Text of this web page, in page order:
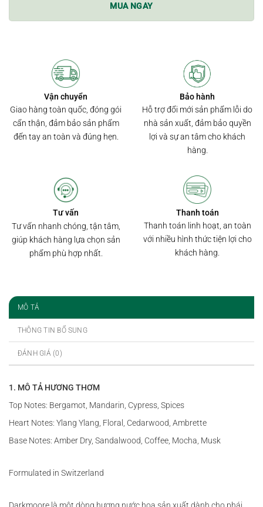
MUA NGAY
Vận chuyển
Giao hàng toàn quốc, đóng gói
cẩn thận, đảm bảo sản phẩm
đến tay an toàn và đúng hẹn.
Bảo hành
Hỗ trợ đổi mới sản phẩm lỗi do
nhà sản xuất, đảm bảo quyền
lợi và sự an tâm cho khách
hàng.
Tư vấn
Tư vấn nhanh chóng, tận tâm,
giúp khách hàng lựa chọn sản
phẩm phù hợp nhất.
Thanh toán
Thanh toán linh hoạt, an toàn
với nhiều hình thức tiện lợi cho
khách hàng.
MÔ TẢ
THÔNG TIN BỔ SUNG
ĐÁNH GIÁ (0)
1. MÔ TẢ HƯƠNG THƠM
Top Notes: Bergamot, Mandarin, Cypress, Spices
Heart Notes: Ylang Ylang, Floral, Cedarwood, Ambrette
Base Notes: Amber Dry, Sandalwood, Coffee, Mocha, Musk
Formulated in Switzerland